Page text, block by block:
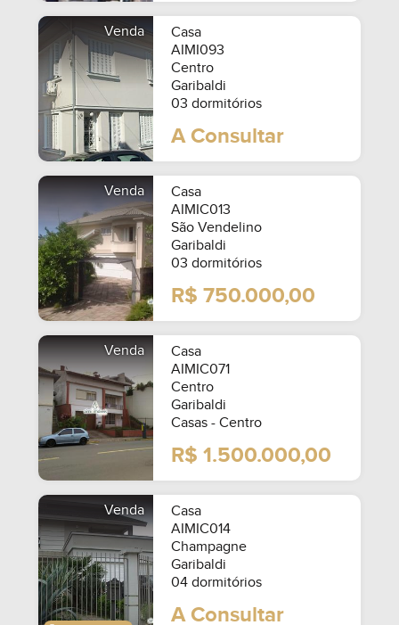
Venda
Casa
AIMI093
Centro
Garibaldi
03 dormitórios
A Consultar
Venda
Casa
AIMIC013
São Vendelino
Garibaldi
03 dormitórios
R$ 750.000,00
Venda
Casa
AIMIC071
Centro
Garibaldi
Casas - Centro
R$ 1.500.000,00
Venda
Casa
AIMIC014
Champagne
Garibaldi
04 dormitórios
A Consultar